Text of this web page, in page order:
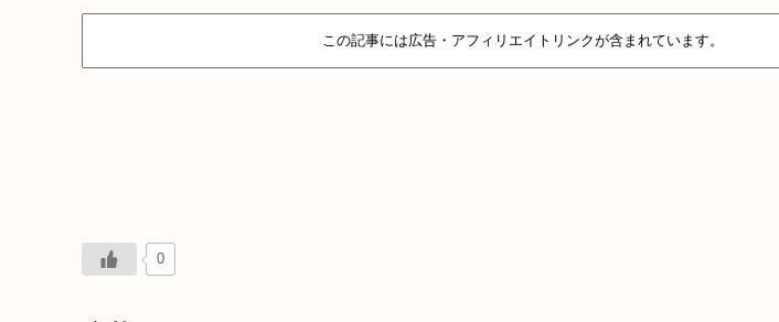
この記事には広告・アフィリエイトリンクが含まれています。
0